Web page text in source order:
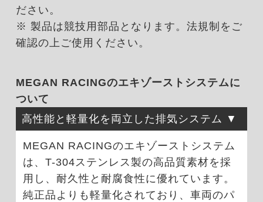
ださい。
※ 製品は競技用部品となります。法規制をご
確認の上ご使用ください。
MEGAN RACINGのエキゾーストシステムに
ついて
高性能と軽量化を両立した排気システム
MEGAN RACINGのエキゾーストシステム
は、T-304ステンレス製の高品質素材を採
用し、耐久性と耐腐食性に優れています。
純正品よりも軽量化されており、車両のパ